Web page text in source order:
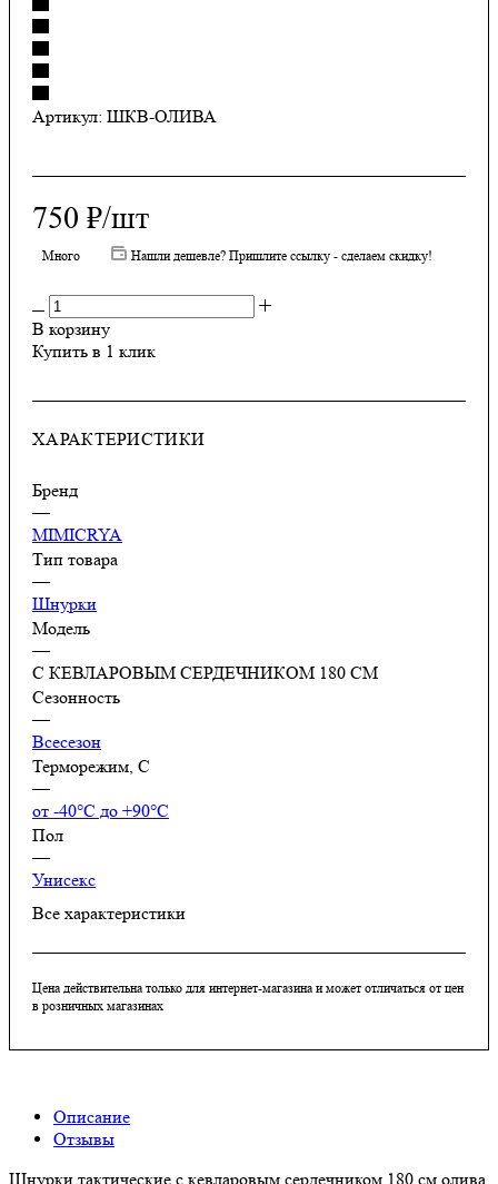
Артикул: ШКВ-ОЛИВА
750 ₽/шт
Много Нашли дешевле? Пришлите ссылку - сделаем скидку!
В корзину
Купить в 1 клик
ХАРАКТЕРИСТИКИ
Бренд
—
MIMICRYA
Тип товара
—
Шнурки
Модель
—
С КЕВЛАРОВЫМ СЕРДЕЧНИКОМ 180 СМ
Сезонность
—
Всесезон
Терморежим, C
—
от -40°С до +90°С
Пол
—
Унисекс
Все характеристики
Цена действительна только для интернет-магазина и может отличаться от цен
в розничных магазинах
Описание
Отзывы
Шнурки тактические с кевларовым сердечником 180 см олива